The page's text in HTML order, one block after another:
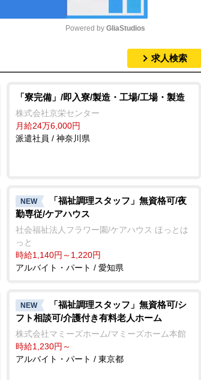
t
e
Powered by GliaStudios
求人検索
「寮完備」/即入寮/製造・工場/工場・製造
株式会社京栄センター
月給24万6,000円
派遣社員 / 神奈川県
NEW
「福祉調理スタッフ」無資格可/夜
勤専従/ケアハウス
社会福祉法人フラワー園/ケアハウス ほっとは
っと
時給1,140円～1,220円
アルバイト・パート / 愛知県
NEW
「福祉調理スタッフ」無資格可/シ
フト相談可/介護付き有料老人ホーム
株式会社マミーズホーム/マミーズホーム本館
時給1,230円～
アルバイト・パート / 東京都